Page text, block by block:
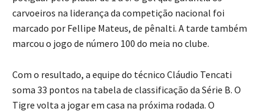
carvoeiros na liderança da competição nacional foi
marcado por Fellipe Mateus, de pênalti. A tarde também
marcou o jogo de número 100 do meia no clube.
Com o resultado, a equipe do técnico Cláudio Tencati
soma 33 pontos na tabela de classificação da Série B. O
Tigre volta a jogar em casa na próxima rodada. O